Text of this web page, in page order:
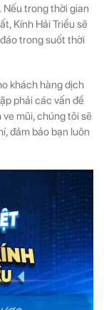
Nếu trong thời gian
Kính Hải Triều sẽ
trong suốt thời
khách hàng dịch
phải các vấn đề
mũi, chúng tôi sẽ
đảm bảo bạn luôn